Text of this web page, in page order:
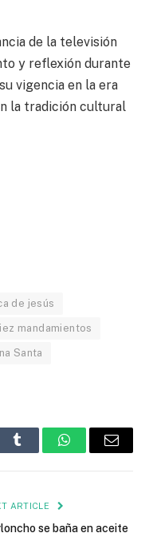
de la televisión
y reflexión durante
vigencia en la era
la tradición cultural
de jesús
mandamientos
Santa
Tumblr WhatsAppEmail
ARTICLE
se baña en aceite